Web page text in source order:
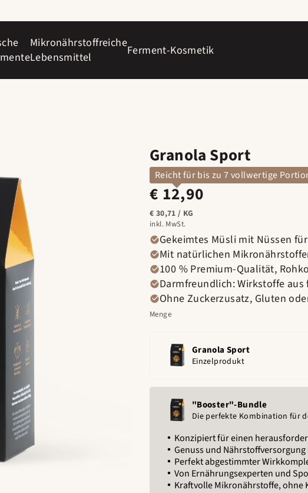
Mikronährstoffreiche
Lebensmittel
Ferment-Kosmetik
Granola Sport
Reicht für bis zu 7 vollwertige
Normaler
Preis
€ 12,90
STÜCK
€ 30,71 / PRO
KG
inkl. MwSt.
Gekeimtes Müsli mit Nüssen
Mit natürlichen
100 % Premium-Qualität,
Darmfreundlich: Wirkstoffe
Ohne Zuckerzusatz, Gluten
Menge
Granola Sport
Einzelprodukt
"Booster"-Bundle
Die perfekte Kombination für
Konzipiert für einen
Genuss und
Perfekt abgestimmter
Von Ernährungsexperten und
Kraftvolle Mikronährstoffe, ohne